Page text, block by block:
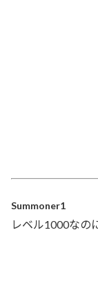
Summoner1
レベル1000なの